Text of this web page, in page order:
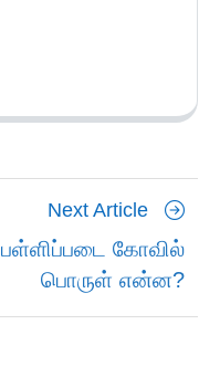
Next Article
Next
Article
பள்ளிப்படை கோவில்
பொருள் என்ன?